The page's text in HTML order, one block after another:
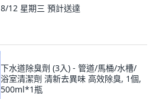
8/12 星期三 預計送達
下水道除臭劑 (3入) - 管道/馬桶/水槽/
浴室清潔劑 清新去異味 高效除臭, 1個,
500ml*1瓶